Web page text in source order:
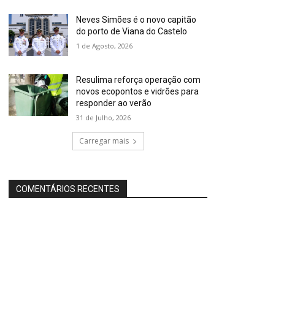
Neves Simões é o novo capitão
do porto de Viana do Castelo
1 de Agosto, 2026
Resulima reforça operação com
novos ecopontos e vidrões para
responder ao verão
31 de Julho, 2026
Carregar mais
COMENTÁRIOS RECENTES